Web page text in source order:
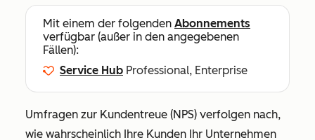
Mit einem der folgenden Abonnements
verfügbar (außer in den angegebenen
Fällen):
Service Hub Professional, Enterprise
Umfragen zur Kundentreue (NPS) verfolgen nach,
wie wahrscheinlich Ihre Kunden Ihr Unternehmen